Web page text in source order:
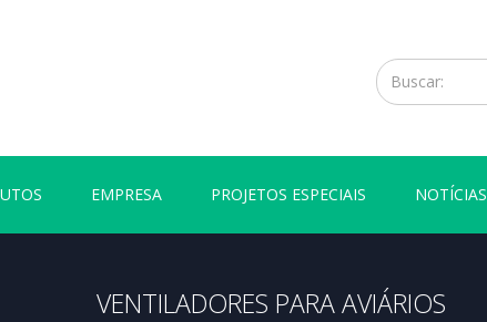
EMPRESA PROJETOS ESPECIAIS NOTÍCIAS
VENTILADORES PARA AVIÁRIOS